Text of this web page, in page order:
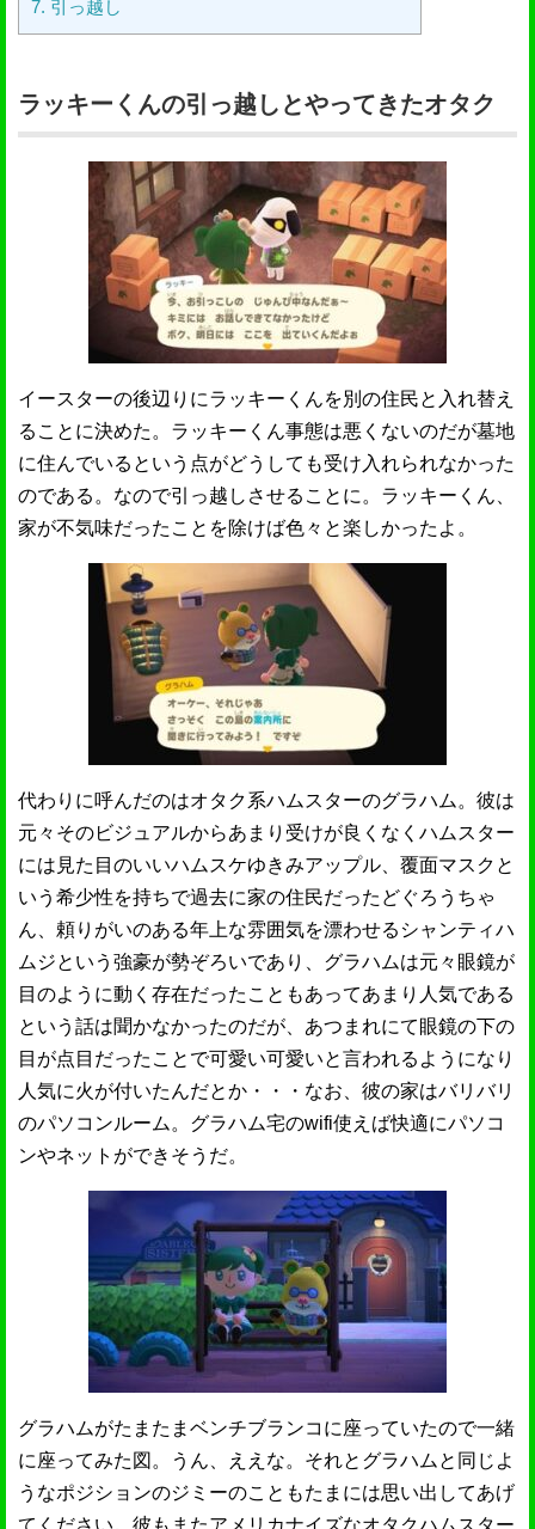
7. 引っ越し
ラッキーくんの引っ越しとやってきたオタク
イースターの後辺りにラッキーくんを別の住民と入れ替え
ることに決めた。ラッキーくん事態は悪くないのだが墓地
に住んでいるという点がどうしても受け入れられなかった
のである。なので引っ越しさせることに。ラッキーくん、
家が不気味だったことを除けば色々と楽しかったよ。
代わりに呼んだのはオタク系ハムスターのグラハム。彼は
元々そのビジュアルからあまり受けが良くなくハムスター
には見た目のいいハムスケゆきみアップル、覆面マスクと
いう希少性を持ちで過去に家の住民だったどぐろうちゃ
ん、頼りがいのある年上な雰囲気を漂わせるシャンティハ
ムジという強豪が勢ぞろいであり、グラハムは元々眼鏡が
目のように動く存在だったこともあってあまり人気である
という話は聞かなかったのだが、あつまれにて眼鏡の下の
目が点目だったことで可愛い可愛いと言われるようになり
人気に火が付いたんだとか・・・なお、彼の家はバリバリ
のパソコンルーム。グラハム宅のwifi使えば快適にパソコ
ンやネットができそうだ。
グラハムがたまたまベンチブランコに座っていたので一緒
に座ってみた図。うん、ええな。それとグラハムと同じよ
うなポジションのジミーのこともたまには思い出してあげ
てください。彼もまたアメリカナイズなオタクハムスター